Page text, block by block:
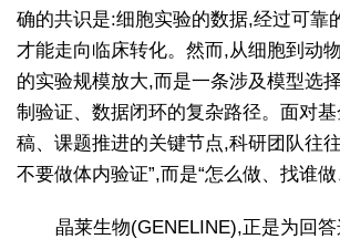
确的共识是:细胞实验的数据,经过可靠
才能走向临床转化。然而,从细胞到动
的实验规模放大,而是一条涉及模型选
制验证、数据闭环的复杂路径。面对
稿、课题推进的关键节点,科研团队往
不要做体内验证”,而是“怎么做、找谁做
晶莱生物(GENELINE),正是为回答